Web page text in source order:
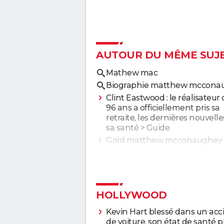
2017 Gold
2016 Kubo et l'armure
2016 The Free State of Jones
2015 Nos souvenirs
2014
2013 Le Loup de Wall
AUTOUR DU MÊME
Mathew mac
Biographie matthew
Clint Eastwood : le réalisateur
96 ans a officiellement pris sa
retraite, les dernières
sa santé > Guide
Gold matthew mcconaughey
HOLLYWOOD
Kevin Hart blessé dans un
de voiture, son état de santé